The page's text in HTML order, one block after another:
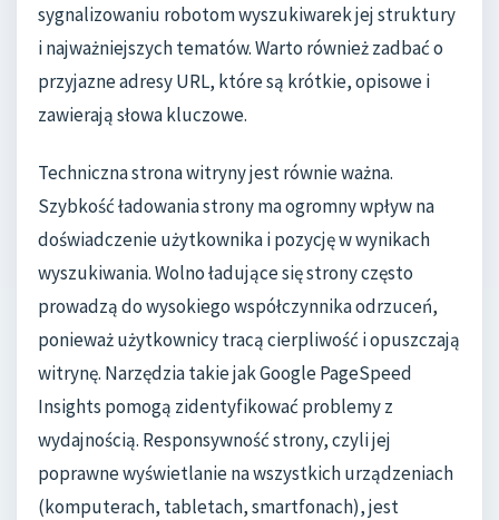
sygnalizowaniu robotom wyszukiwarek jej struktury
i najważniejszych tematów. Warto również zadbać o
przyjazne adresy URL, które są krótkie, opisowe i
zawierają słowa kluczowe.
Techniczna strona witryny jest równie ważna.
Szybkość ładowania strony ma ogromny wpływ na
doświadczenie użytkownika i pozycję w wynikach
wyszukiwania. Wolno ładujące się strony często
prowadzą do wysokiego współczynnika odrzuceń,
ponieważ użytkownicy tracą cierpliwość i opuszczają
witrynę. Narzędzia takie jak Google PageSpeed
Insights pomogą zidentyfikować problemy z
wydajnością. Responsywność strony, czyli jej
poprawne wyświetlanie na wszystkich urządzeniach
(komputerach, tabletach, smartfonach), jest